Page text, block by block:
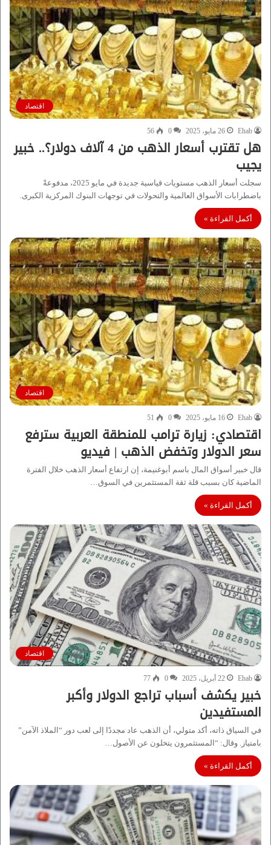
اقتصاد
Ehab 26 مايو، 2025 0
56
هل تقترب أسعار الذهب من 4 آلاف دولار؟.. خبير
يجيب
سجلت أسعار الذهب مستويات قياسية جديدة في مايو 2025، مدفوعةً
باضطرابات الأسواق العالمية والتحولات في توجهات البنوك المركزية الكبرى.
أكمل القراءة »
اقتصاد
Ehab 16 مايو، 2025 0
51
اقتصادي: زيارة ترامب للمنطقة العربية سترفع
سعر الدولار وتخفض الذهب | فيديو
قال خبير أسواق المال باسم أبوغنيمة، إن ارتفاع أسعار الذهب خلال الفترة
الماضية كان بسبب قلة ثقة المستثمرين في السوق…
أكمل القراءة »
اقتصاد
Ehab 22 أبريل، 2025 0
77
خبير يكشف أسباب تراجع الدولار وأكبر
المستفيدين
في السياق ذاته، أكد متولي، أن الذهب عاد مجددًا إلى لعب دور “الملاذ الآمن”
بامتياز. وقال: “المستثمرون يتخلون عن الأصول…
أكمل القراءة »